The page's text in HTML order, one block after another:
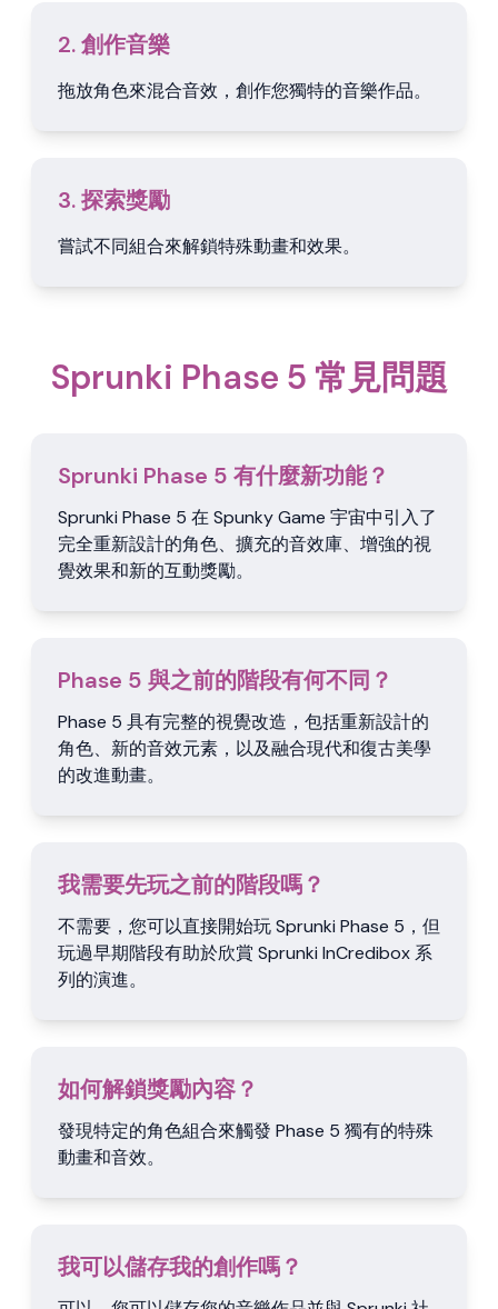
2. 創作音樂
拖放角色來混合音效，創作您獨特的音樂作品。
3. 探索獎勵
嘗試不同組合來解鎖特殊動畫和效果。
Sprunki Phase 5 常見問題
Sprunki Phase 5 有什麼新功能？
Sprunki Phase 5 在 Spunky Game 宇宙中引入了
完全重新設計的角色、擴充的音效庫、增強的視
覺效果和新的互動獎勵。
Phase 5 與之前的階段有何不同？
Phase 5 具有完整的視覺改造，包括重新設計的
角色、新的音效元素，以及融合現代和復古美學
的改進動畫。
我需要先玩之前的階段嗎？
不需要，您可以直接開始玩 Sprunki Phase 5，但
玩過早期階段有助於欣賞 Sprunki InCredibox 系
列的演進。
如何解鎖獎勵內容？
發現特定的角色組合來觸發 Phase 5 獨有的特殊
動畫和音效。
我可以儲存我的創作嗎？